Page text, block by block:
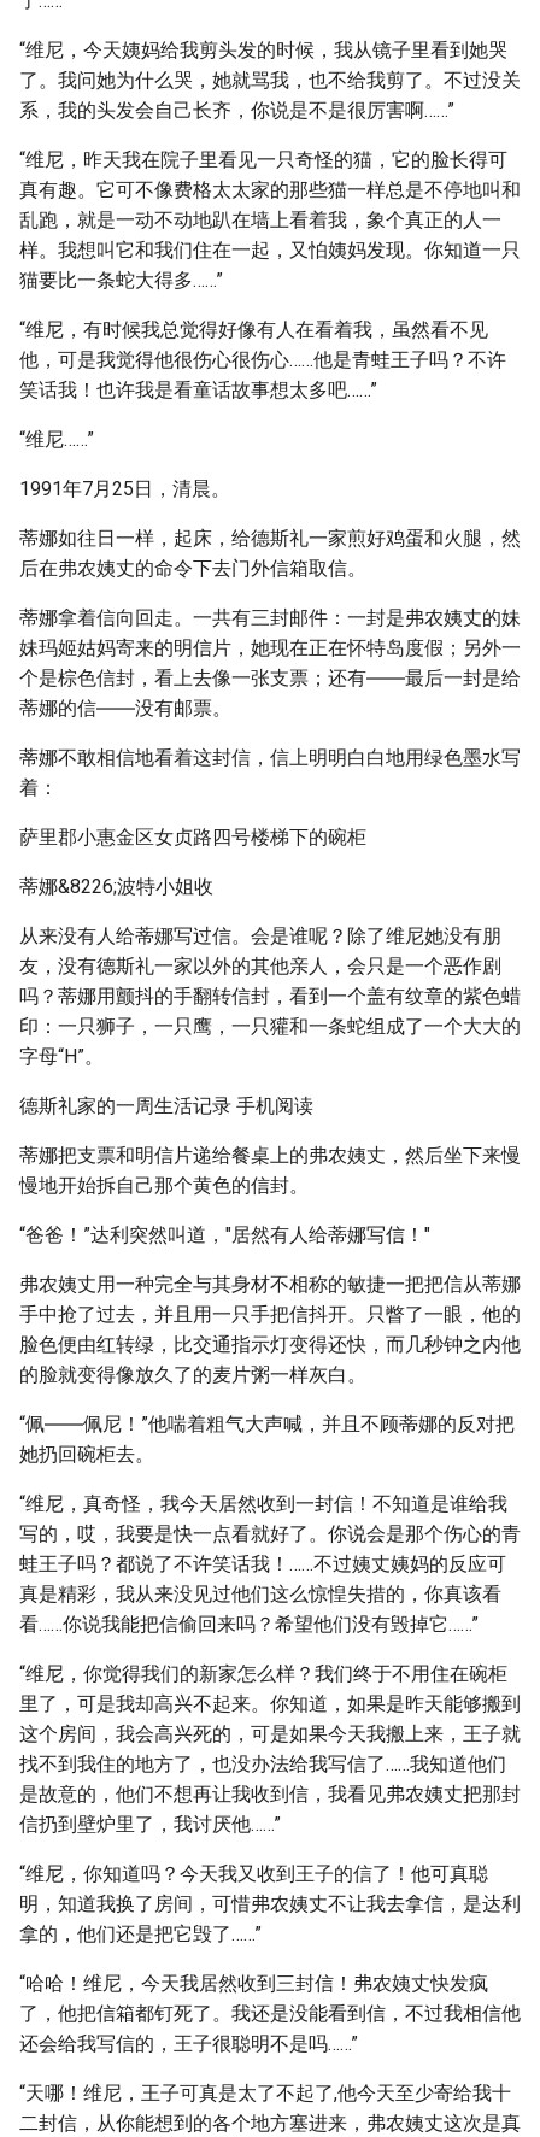
“维尼，今天姨妈给我剪头发的时候，我从镜子里看到她哭
了。我问她为什么哭，她就骂我，也不给我剪了。不过没关
系，我的头发会自己长齐，你说是不是很厉害啊……”
“维尼，昨天我在院子里看见一只奇怪的猫，它的脸长得可
真有趣。它可不像费格太太家的那些猫一样总是不停地叫和
乱跑，就是一动不动地趴在墙上看着我，象个真正的人一
样。我想叫它和我们住在一起，又怕姨妈发现。你知道一只
猫要比一条蛇大得多……”
“维尼，有时候我总觉得好像有人在看着我，虽然看不见
他，可是我觉得他很伤心很伤心……他是青蛙王子吗？不许
笑话我！也许我是看童话故事想太多吧……”
“维尼……”
1991年7月25日，清晨。
蒂娜如往日一样，起床，给德斯礼一家煎好鸡蛋和火腿，然
后在弗农姨丈的命令下去门外信箱取信。
蒂娜拿着信向回走。一共有三封邮件：一封是弗农姨丈的妹
妹玛姬姑妈寄来的明信片，她现在正在怀特岛度假；另外一
个是棕色信封，看上去像一张支票；还有――最后一封是给
蒂娜的信――没有邮票。
蒂娜不敢相信地看着这封信，信上明明白白地用绿色墨水写
着：
萨里郡小惠金区女贞路四号楼梯下的碗柜
蒂娜&8226;波特小姐收
从来没有人给蒂娜写过信。会是谁呢？除了维尼她没有朋
友，没有德斯礼一家以外的其他亲人，会只是一个恶作剧
吗？蒂娜用颤抖的手翻转信封，看到一个盖有纹章的紫色蜡
印：一只狮子，一只鹰，一只獾和一条蛇组成了一个大大的
字母“H”。
德斯礼家的一周生活记录 手机阅读
蒂娜把支票和明信片递给餐桌上的弗农姨丈，然后坐下来慢
慢地开始拆自己那个黄色的信封。
“爸爸！”达利突然叫道，"居然有人给蒂娜写信！"
弗农姨丈用一种完全与其身材不相称的敏捷一把把信从蒂娜
手中抢了过去，并且用一只手把信抖开。只瞥了一眼，他的
脸色便由红转绿，比交通指示灯变得还快，而几秒钟之内他
的脸就变得像放久了的麦片粥一样灰白。
“佩――佩尼！”他喘着粗气大声喊，并且不顾蒂娜的反对把
她扔回碗柜去。
“维尼，真奇怪，我今天居然收到一封信！不知道是谁给我
写的，哎，我要是快一点看就好了。你说会是那个伤心的青
蛙王子吗？都说了不许笑话我！……不过姨丈姨妈的反应可
真是精彩，我从来没见过他们这么惊惶失措的，你真该看
看……你说我能把信偷回来吗？希望他们没有毁掉它……”
“维尼，你觉得我们的新家怎么样？我们终于不用住在碗柜
里了，可是我却高兴不起来。你知道，如果是昨天能够搬到
这个房间，我会高兴死的，可是如果今天我搬上来，王子就
找不到我住的地方了，也没办法给我写信了……我知道他们
是故意的，他们不想再让我收到信，我看见弗农姨丈把那封
信扔到壁炉里了，我讨厌他……”
“维尼，你知道吗？今天我又收到王子的信了！他可真聪
明，知道我换了房间，可惜弗农姨丈不让我去拿信，是达利
拿的，他们还是把它毁了……”
“哈哈！维尼，今天我居然收到三封信！弗农姨丈快发疯
了，他把信箱都钉死了。我还是没能看到信，不过我相信他
还会给我写信的，王子很聪明不是吗……”
“天哪！维尼，王子可真是太了不起了,他今天至少寄给我十
二封信，从你能想到的各个地方塞进来，弗农姨丈这次是真